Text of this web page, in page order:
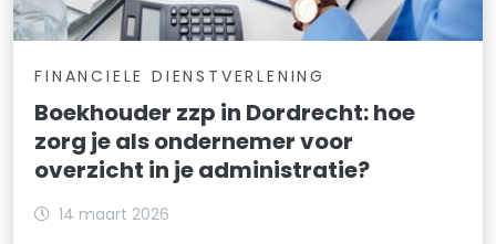
FINANCIELE DIENSTVERLENING
Boekhouder zzp in Dordrecht: hoe
zorg je als ondernemer voor
overzicht in je administratie?
14 maart 2026